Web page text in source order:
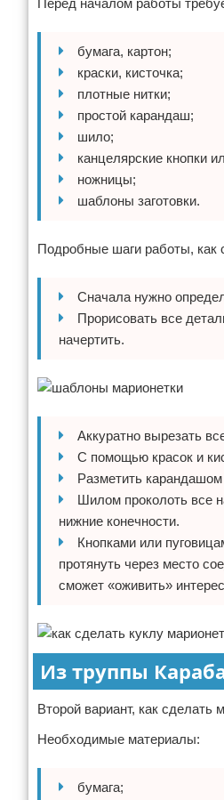
Перед началом работы
бумага, картон;
краски, кисточка;
плотные нитки;
простой карандаш;
шило;
канцелярские кнопки
ножницы;
шаблоны заготовки.
Подробные шаги работы, как
Сначала нужно
Прорисовать все
начертить.
Аккуратно вырезать
С помощью красок и
Разметить
Шилом проколоть все
нижние конечности.
Кнопками или
протянуть через место
сможет «оживить»
Из труппы
Второй вариант, как сделать
Необходимые материалы:
бумага;